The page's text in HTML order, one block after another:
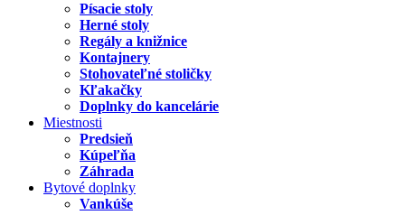
Písacie stoly
Herné stoly
Regály a knižnice
Kontajnery
Stohovateľné stoličky
Kľakačky
Doplnky do kancelárie
Miestnosti
Predsieň
Kúpeľňa
Záhrada
Bytové doplnky
Vankúše